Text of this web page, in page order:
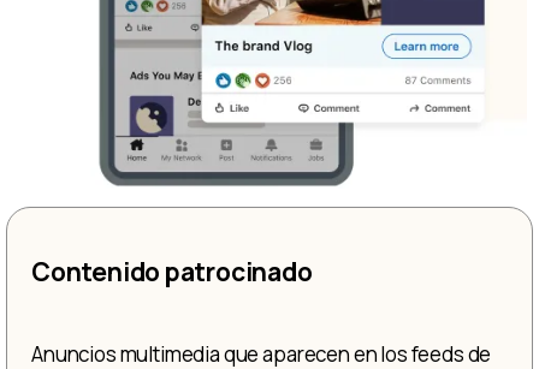
Contenido patrocinado
Anuncios multimedia que aparecen en los feeds de